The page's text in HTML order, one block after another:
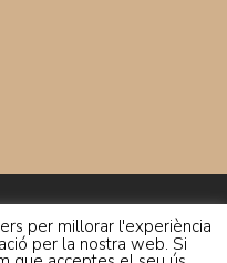
per millorar l'experiència
per la nostra web. Si